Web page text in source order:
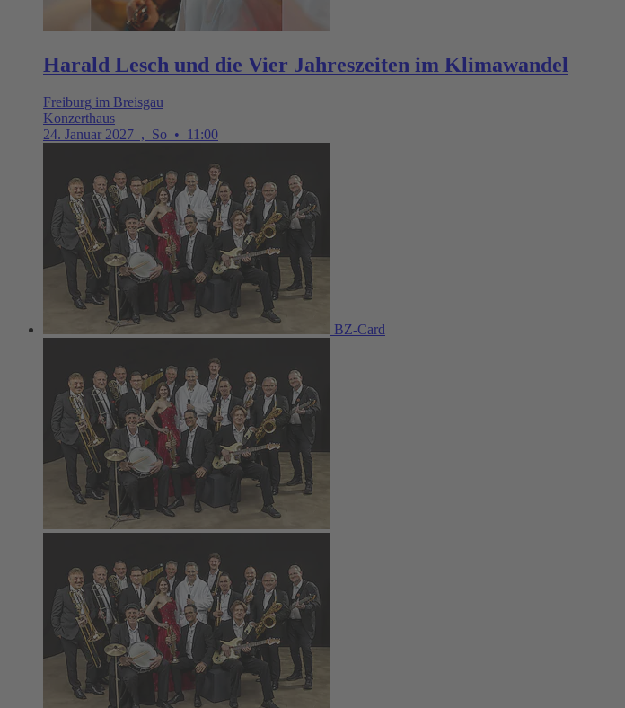
Harald Lesch und die Vier Jahreszeiten im Klimawandel
Freiburg im Breisgau
Konzerthaus
24. Januar 2027 , So • 11:00
BZ-Card